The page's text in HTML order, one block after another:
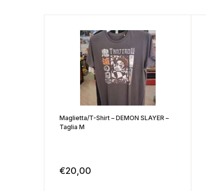
Maglietta/T-Shirt – DEMON SLAYER –
Taglia M
€20,00